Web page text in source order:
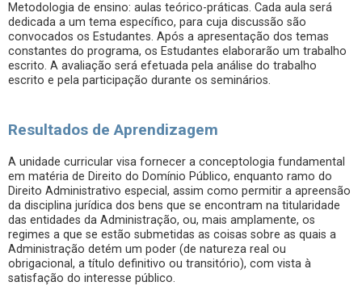
Metodologia de ensino: aulas teórico-práticas. Cada aula será
dedicada a um tema específico, para cuja discussão são
convocados os Estudantes. Após a apresentação dos temas
constantes do programa, os Estudantes elaborarão um trabalho
escrito. A avaliação será efetuada pela análise do trabalho
escrito e pela participação durante os seminários.
Resultados de Aprendizagem
A unidade curricular visa fornecer a conceptologia fundamental
em matéria de Direito do Domínio Público, enquanto ramo do
Direito Administrativo especial, assim como permitir a apreensão
da disciplina jurídica dos bens que se encontram na titularidade
das entidades da Administração, ou, mais amplamente, os
regimes a que se estão submetidas as coisas sobre as quais a
Administração detém um poder (de natureza real ou
obrigacional, a título definitivo ou transitório), com vista à
satisfação do interesse público.